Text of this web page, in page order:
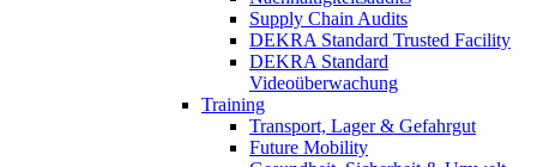
Supply Chain Audits
DEKRA Standard Trusted Facility
DEKRA Standard
Videoüberwachung
Training
Transport, Lager & Gefahrgut
Future Mobility